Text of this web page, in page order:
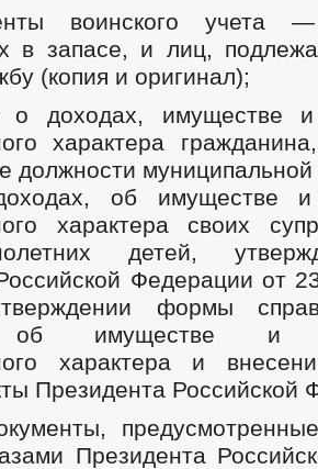
воинского учета
в запасе, и лиц,
(копия и оригинал);
доходах, имуществе и
характера
должности
об имуществе и
характера своих
детей,
Федерации от
формы
об имуществе и
характера и
Президента Российской
Президента